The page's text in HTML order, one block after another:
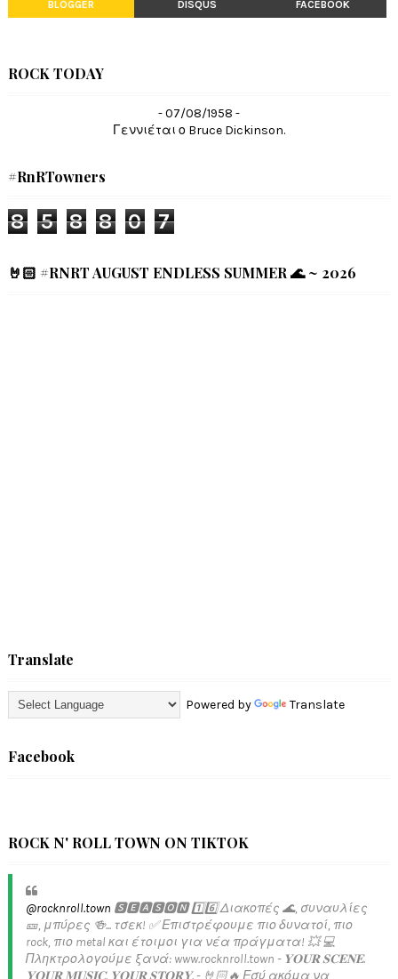
BLOGGER DISQUS FACEBOOK
ROCK TODAY
- 07/08/1958 -
Γεννιέται ο Bruce Dickinson.
#RnRTowners
8 5 8 8 0 7
🤘🏻 #RNRT AUGUST ENDLESS SUMMER 🌊 ~ 2026
Translate
Powered by Translate
Facebook
ROCK N' ROLL TOWN ON TIKTOK
@rocknroll.town 🆂🅴🅰🆂🅾🅽 1️⃣6️⃣ Διακοπές 🌊, συναυλίες
🎫, μπύρες 🍻... τσεκ! ✅️ Επιστρέφουμε πιο δυνατοί, πιο
rock, πιο metal και έτοιμοι για νέα πράγματα! 💥 💻
Πληκτρολογούμε ξανά: www.rocknroll.town - 𝐘𝐎𝐔𝐑 𝐒𝐂𝐄𝐍𝐄.
𝐘𝐎𝐔𝐑 𝐌𝐔𝐒𝐈𝐂. 𝐘𝐎𝐔𝐑 𝐒𝐓𝐎𝐑𝐘. - 🤘🏻🔥 Εσύ ακόμα να